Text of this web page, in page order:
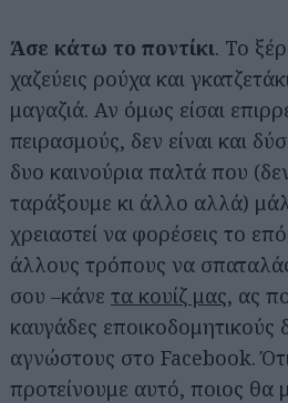
Άσε κάτω το ποντίκι. Το
χαζεύεις ρούχα και
μαγαζιά. Αν όμως είσαι
πειρασμούς, δεν είναι και
δυο καινούρια παλτά που
ταράξουμε κι άλλο αλλά)
χρειαστεί να φορέσεις το
άλλους τρόπους να
σου –κάνε τα κουίζ μας, ας
καυγάδες εποικοδομητικούς
αγνώστους στο Facebook.
προτείνουμε αυτό, ποιος θα